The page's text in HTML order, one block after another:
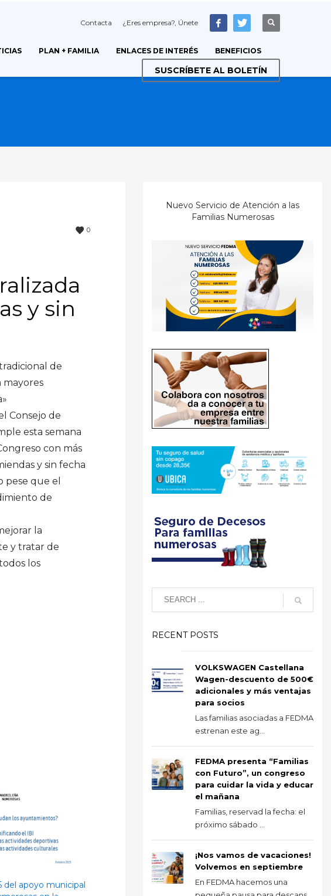
Contacta ¿Eres empresa?, Únete
PLAN + FAMILIA ENLACES DE INTERÉS BENEFICIOS
SUSCRÍBETE AL BOLETÍN
0
y sin
de
mayores
Consejo de
esta semana
con más
y sin fecha
pese que el
de
la
y tratar de
los
del apoyo municipal
Nuevo Servicio de Atención a las
Familias Numerosas
RECENT POSTS
VOLKSWAGEN Castellana
Wagen-descuento de 500€
adicionales y más ventajas
para socios
Las familias asociadas a FEDMA
estrenan este ag...
FEDMA presenta “Familias
con Futuro”, un congreso
para cuidar la vida y educar
el mañana
Familias, reservad la fecha: el
próximo sábado ...
¡Nos vamos de vacaciones!
Volvemos en septiembre
En FEDMA hacemos una